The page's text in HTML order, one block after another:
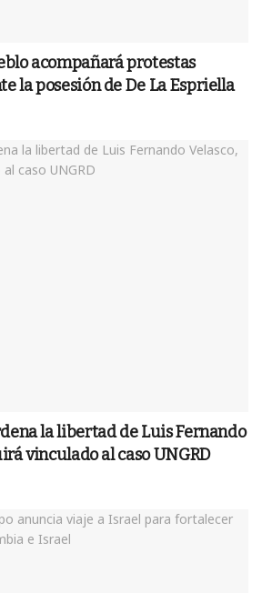
acompañará protestas
la posesión de De La Espriella
la libertad de Luis Fernando
vinculado al caso UNGRD